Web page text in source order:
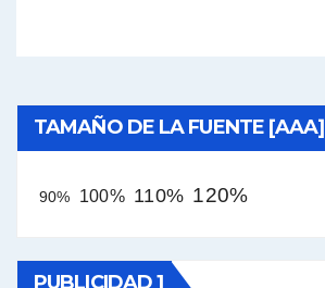
TAMAÑO DE LA FUENTE [AAA]
90% 100% 110% 120%
PUBLICIDAD 1